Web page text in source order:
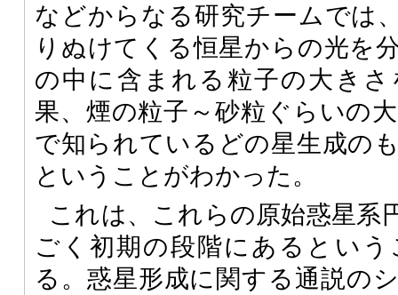
などからなる研究チームでは
りぬけてくる恒星からの光を
の中に含まれる粒子の大き
果、煙の粒子～砂粒ぐらいの
で知られているどの星生成の
ということがわかった。
これは、これらの原始惑星系
ごく初期の段階にあるとい
る。惑星形成に関する通説の